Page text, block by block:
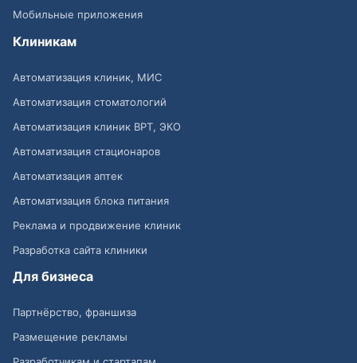
Мобильные приложения
Клиникам
Автоматизация клиник, МИС
Автоматизация стоматологий
Автоматизация клиник ВРТ, ЭКО
Автоматизация стационаров
Автоматизация аптек
Автоматизация блока питания
Реклама и продвижение клиник
Разработка сайта клиники
Для бизнеса
Партнёрство, франшиза
Размещение рекламы